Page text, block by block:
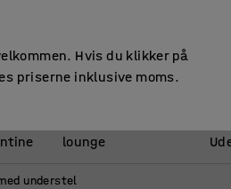
lounge
understel
Hvis du klikker på
priserne inklusive moms.